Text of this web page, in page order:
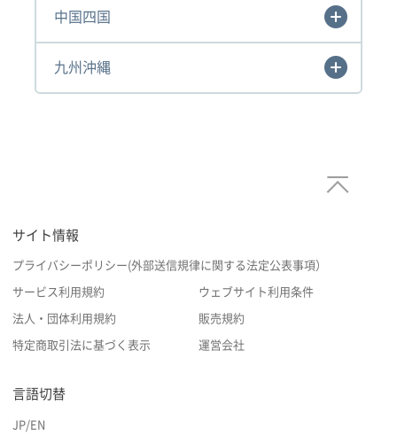
中国四国
九州沖縄
サイト情報
プライバシーポリシー(外部送信規律に関する法定公表事項）
サービス利用規約 ウェブサイト利用条件
法人・団体利用規約 販売規約
特定商取引法に基づく表示 運営会社
言語切替
JP/EN